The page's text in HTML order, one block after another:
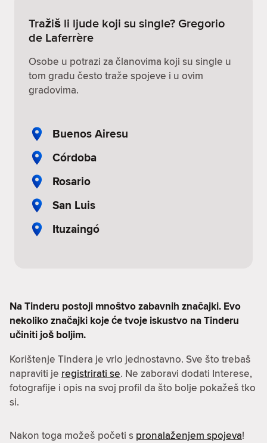
Tražiš li ljude koji su single? Gregorio
de Laferrère
Osobe u potrazi za članovima koji su single u
tom gradu često traže spojeve i u ovim
gradovima.
Buenos Airesu
Córdoba
Rosario
San Luis
Ituzaingó
Na Tinderu postoji mnoštvo zabavnih značajki. Evo
nekoliko značajki koje će tvoje iskustvo na Tinderu
učiniti još boljim.
Korištenje Tindera je vrlo jednostavno. Sve što trebaš
napraviti je registrirati se. Ne zaboravi dodati Interese,
fotografije i opis na svoj profil da što bolje pokažeš tko
si.
Nakon toga možeš početi s pronalaženjem spojeva!